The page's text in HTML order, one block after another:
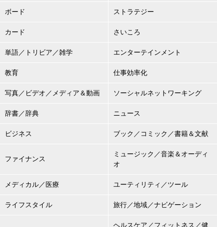
ボード ストラテジー
カード さいころ
単語／トリビア／雑学 エンターテインメント
教育 仕事効率化
写真／ビデオ／メディア＆動画 ソーシャルネットワーキング
辞書／辞典 ニュース
ビジネス ブック／コミック／書籍＆文献
ファイナンス
ミュージック／音楽＆オーディ
オ
メディカル／医療 ユーティリティ／ツール
ライフスタイル 旅行／地域／ナビゲーション
ヘルスケア／フィットネス／健